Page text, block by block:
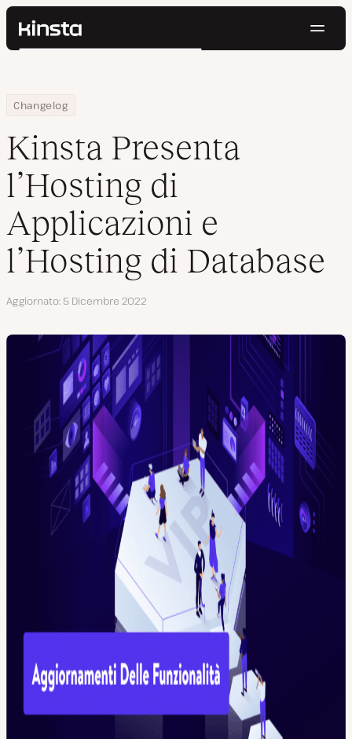
Kinsta®
Prezzi
Contatti
Cerca
Home
Changelog
Kinsta Presenta l’Hosting di Applicazioni e l’Hosting di Database
Kinsta Presenta
l’Hosting di
Applicazioni e
l’Hosting di Database
Aggiornato 5 Dicembre 2022